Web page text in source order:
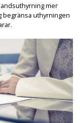
mer
uthyrningen